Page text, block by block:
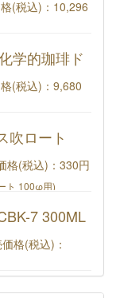
(税込)： 10,296
学的珈琲ド
(税込)： 9,680
吹ロート
(税込)： 330円
ト 100φ用)
7 300ML
格(税込)：
CBK-7